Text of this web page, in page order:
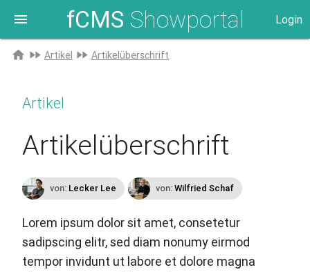
menu fCMS Showportal Login
home
Zur
Startseite
fast_forward Artikel fast_forward Artikelüberschrift
Artikel
Artikelüberschrift
von: Lecker Lee von:Wilfried Schaf
Lorem ipsum dolor sit amet, consetetur
sadipscing elitr, sed diam nonumy eirmod
tempor invidunt ut labore et dolore magna